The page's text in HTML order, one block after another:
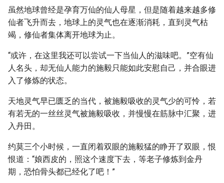
虽然地球曾经是孕育万仙的仙人母星，但是随着越来越多修
仙者飞升而去，地球上的灵气也在逐渐消耗，直到灵气枯
竭，修仙者集体离开地球为止。
“或许，在这里我还可以尝试一下当仙人的滋味吧。”空有仙
人名头，却无仙人能力的施毅只能如此安慰自己，并合眼进
入了修炼的状态。
天地灵气早已匮乏的当代，被施毅吸收的灵气少的可怜，若
有若无的一丝丝灵气被施毅吸收，并慢慢在筋脉中汇聚，进
入丹田。
约莫三个小时候，一直闭着双眼的施毅猛的睁开了双眼，恨
恨道：“娘西皮的，照这个速度下去，等老子修炼到金丹
期，恐怕骨头都已经化了吧！”